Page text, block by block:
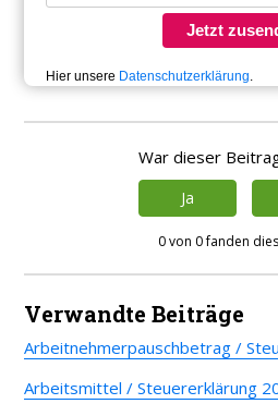
Jetzt
Hier unsere Datenschutzerklärung.
War dieser
Ja
0 von 0 fanden
Verwandte Beiträge
Arbeitnehmerpauschbetrag /
Arbeitsmittel / Steuererklärung